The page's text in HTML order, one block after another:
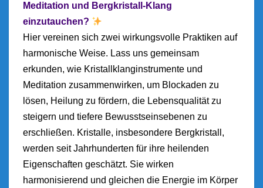
Meditation und Bergkristall-Klang
einzutauchen?
Hier vereinen sich zwei wirkungsvolle Praktiken auf
harmonische Weise. Lass uns gemeinsam
erkunden, wie Kristallklanginstrumente und
Meditation zusammenwirken, um Blockaden zu
lösen, Heilung zu fördern, die Lebensqualität zu
steigern und tiefere Bewusstseinsebenen zu
erschließen. Kristalle, insbesondere Bergkristall,
werden seit Jahrhunderten für ihre heilenden
Eigenschaften geschätzt. Sie wirken
harmonisierend und gleichen die Energie im Körper